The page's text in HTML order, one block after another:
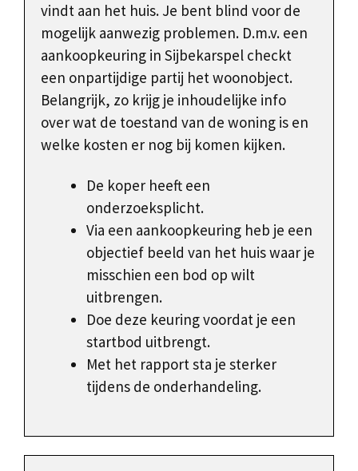
vindt aan het huis. Je bent blind voor de
mogelijk aanwezig problemen. D.m.v. een
aankoopkeuring in Sijbekarspel checkt
een onpartijdige partij het woonobject.
Belangrijk, zo krijg je inhoudelijke info
over wat de toestand van de woning is en
welke kosten er nog bij komen kijken.
De koper heeft een
onderzoeksplicht.
Via een aankoopkeuring heb je een
objectief beeld van het huis waar je
misschien een bod op wilt
uitbrengen.
Doe deze keuring voordat je een
startbod uitbrengt.
Met het rapport sta je sterker
tijdens de onderhandeling.